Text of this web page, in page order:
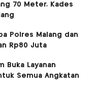
70 Meter, Kades
Polres Malang dan
Rp80 Juta
Buka Layanan
Semua Angkatan